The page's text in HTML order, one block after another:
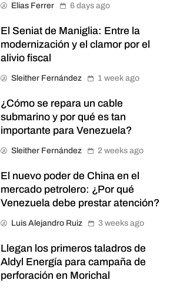
Elias Ferrer 6 days ago
El Seniat de Maniglia: Entre la
modernización y el clamor por el
alivio fiscal
Sleither Fernández 1 week ago
¿Cómo se repara un cable
submarino y por qué es tan
importante para Venezuela?
Sleither Fernández 2 weeks ago
El nuevo poder de China en el
mercado petrolero: ¿Por qué
Venezuela debe prestar atención?
Luis Alejandro Ruiz 3 weeks ago
Llegan los primeros taladros de
Aldyl Energía para campaña de
perforación en Morichal